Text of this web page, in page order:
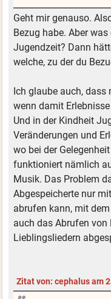
Geht mir genauso.
Bezug habe. Aber
Jugendzeit? Dann
welche, zu der du
Ich glaube auch,
wenn damit
Und in der Kindheit
Veränderungen und
wo bei der
funktioniert nämlich
Musik. Das Problem
Abgespeicherte nur
abrufen kann, mit
auch das Abrufen von
Lieblingsliedern
Zitat von: cephalus am